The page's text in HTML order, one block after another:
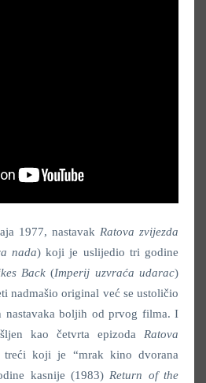
1977, nastavak Ratova zvijezda
nada) koji je uslijedio tri godine
Back (Imperij uzvraća udarac)
nadmašio original već se ustoličio
nastavaka boljih od prvog filma. I
kao četvrta epizoda Ratova
koji je “mrak kino dvorana
kasnije (1983)Return of the